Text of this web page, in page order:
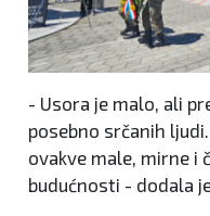
- Usora je malo, ali
posebno srčanih
ovakve male, mirne i
budućnosti - dodala